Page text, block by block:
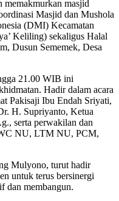
memakmurkan masjid
Masjid dan Mushola
(DMI) Kecamatan
Keliling) sekaligus Halal
Dusun Sememek, Desa
21.00 WIB ini
Hadir dalam acara
Pakisaji Ibu Endah Sriyati,
H. Supriyanto, Ketua
serta perwakilan dan
NU, LTM NU, PCM,
Mulyono, turut hadir
untuk terus bersinergi
dan membangun.